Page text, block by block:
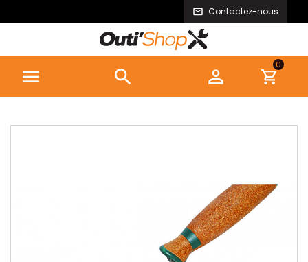
Contactez-nous
  
0